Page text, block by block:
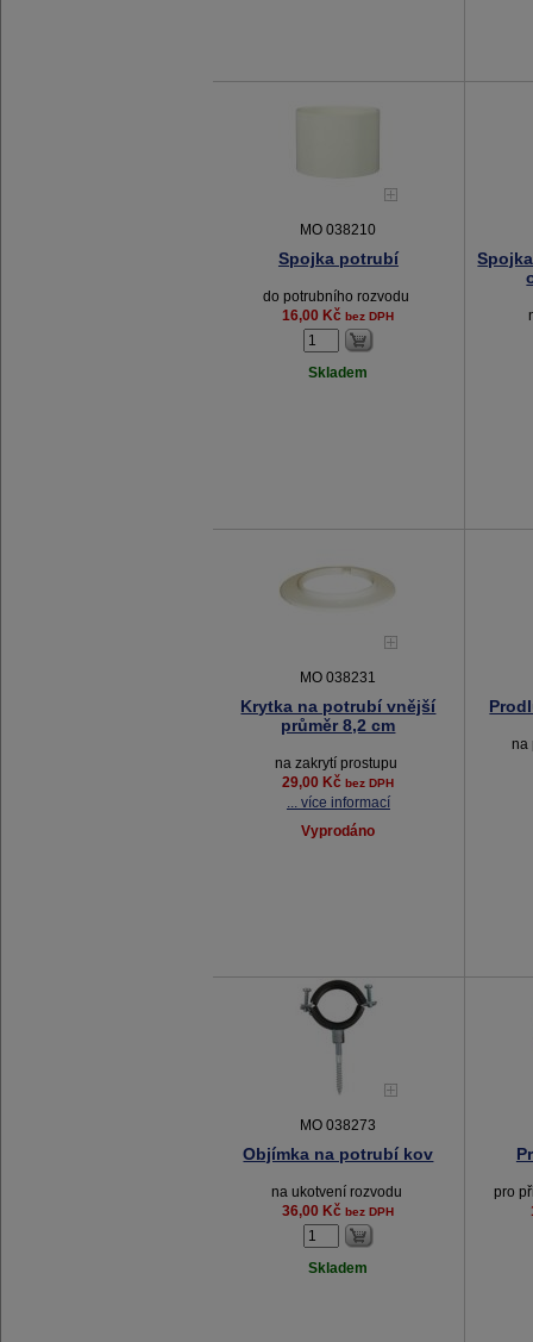
MO 038210
Spojka potrubí
do potrubního rozvodu
16,00 Kč bez DPH
Skladem
MO 038231
Krytka na potrubí vnější
průměr 8,2 cm
na zakrytí prostupu
29,00 Kč bez DPH
... více informací
Vyprodáno
na
MO 038273
Objímka na potrubí kov
na ukotvení rozvodu
36,00 Kč bez DPH
Skladem
pro